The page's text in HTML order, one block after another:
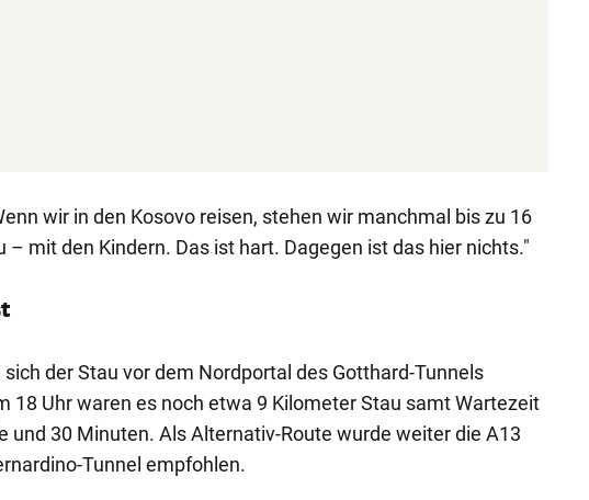
wir in den Kosovo reisen, stehen wir manchmal bis zu 16
– mit den Kindern. Das ist hart. Dagegen ist das hier nichts."
der Stau vor dem Nordportal des Gotthard-Tunnels
18 Uhr waren es noch etwa 9 Kilometer Stau samt Wartezeit
und 30 Minuten. Als Alternativ-Route wurde weiter die A13
Tunnel empfohlen.